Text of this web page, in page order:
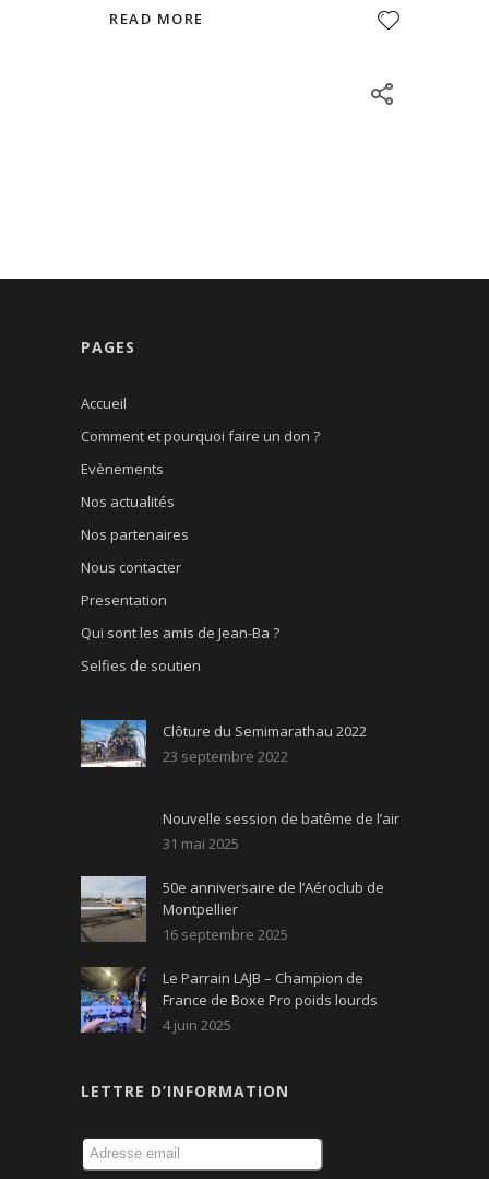
READ MORE
PAGES
Accueil
Comment et pourquoi faire un don ?
Evènements
Nos actualités
Nos partenaires
Nous contacter
Presentation
Qui sont les amis de Jean-Ba ?
Selfies de soutien
Clôture du Semimarathau 2022
23 septembre 2022
Nouvelle session de batême de l’air
31 mai 2025
50e anniversaire de l’Aéroclub de
Montpellier
16 septembre 2025
Le Parrain LAJB – Champion de
France de Boxe Pro poids lourds
4 juin 2025
LETTRE D’INFORMATION